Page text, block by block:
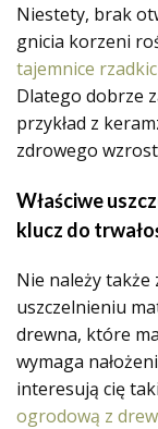
Niestety, brak
gnicia korzeni
tajemnice
Dlatego dobrze
przykład z
zdrowego
Właściwe
klucz do
Nie należy
uszczelnieniu
drewna, które
wymaga
interesują cię
ogrodową z